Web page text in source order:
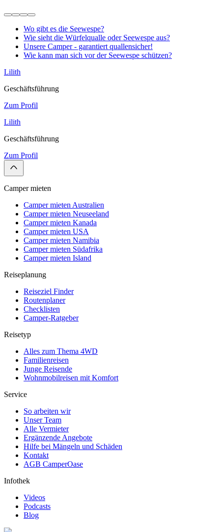
Wo gibt es die Seewespe?
Wie sieht die Würfelqualle oder Seewespe aus?
Unsere Camper - garantiert quallensicher!
Wie kann man sich vor der Seewespe schützen?
Lilith
Geschäftsführung
Zum Profil
Lilith
Geschäftsführung
Zum Profil
Camper mieten
Camper mieten Australien
Camper mieten Neuseeland
Camper mieten Kanada
Camper mieten USA
Camper mieten Namibia
Camper mieten Südafrika
Camper mieten Island
Reiseplanung
Reiseziel Finder
Routenplaner
Checklisten
Camper-Ratgeber
Reisetyp
Alles zum Thema 4WD
Familienreisen
Junge Reisende
Wohnmobilreisen mit Komfort
Service
So arbeiten wir
Unser Team
Alle Vermieter
Ergänzende Angebote
Hilfe bei Mängeln und Schäden
Kontakt
AGB CamperOase
Infothek
Videos
Podcasts
Blog